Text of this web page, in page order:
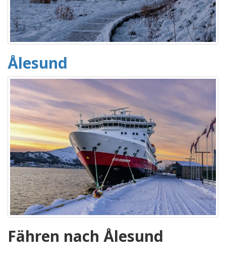
Ålesund
Fähren nach Ålesund